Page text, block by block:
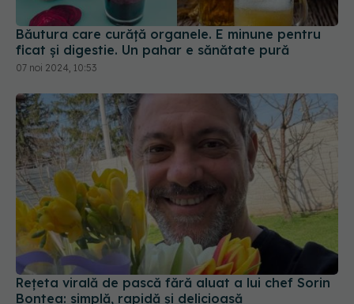
Băutura care curăță organele. E minune pentru
ficat și digestie. Un pahar e sănătate pură
07 noi 2024, 10:53
Rețeta virală de pască fără aluat a lui chef Sorin
Bontea: simplă, rapidă și delicioasă